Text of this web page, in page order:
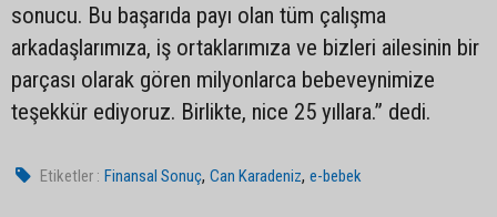
sonucu. Bu başarıda payı olan tüm çalışma
arkadaşlarımıza, iş ortaklarımıza ve bizleri ailesinin bir
parçası olarak gören milyonlarca bebeveynimize
teşekkür ediyoruz. Birlikte, nice 25 yıllara.” dedi.
Etiketler : Finansal Sonuç,Can Karadeniz,e-bebek